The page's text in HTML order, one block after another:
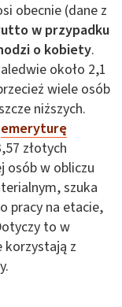
obecnie (dane z
w przypadku
o kobiety.
około 2,1
wiele osób
niższych.
emeryturę
złotych
osób w obliczu
szuka
pracy na etacie,
to w
korzystają z